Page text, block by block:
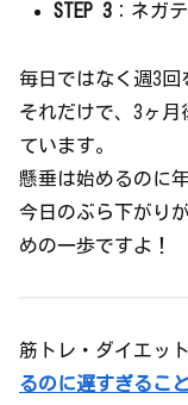
STEP 3 ：ネガ
毎日ではなく週3回
それだけで、3ヶ
ています。
懸垂は始めるのに
今日のぶら下がり
めの一歩ですよ！
筋トレ・ダイエッ
るのに遅すぎるこ